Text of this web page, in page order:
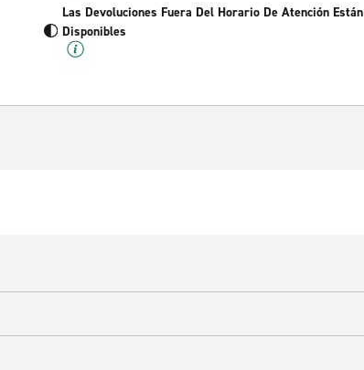
Las Devoluciones Fuera Del Horario De Atención Están
Disponibles